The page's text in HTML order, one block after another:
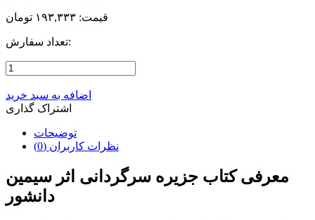
قیمت: ۱۹۳,۳۳۳ تومان
تعداد سفارش:
اضافه به سبد خرید
اشتراک گذاری
توضیحات
نظرات کاربران (0)
معرفی کتاب جزیره سرگردانی اثر سیمین
دانشور